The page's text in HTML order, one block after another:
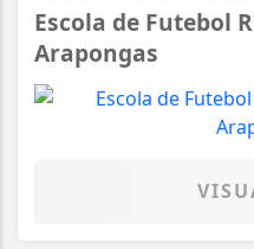
Escola de Futebol
Arapongas